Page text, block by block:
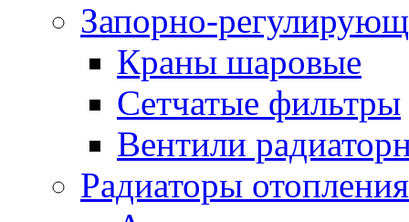
Запорно-
Краны шаровые
Сетчатые фильтры
Вентили
Радиаторы отопления